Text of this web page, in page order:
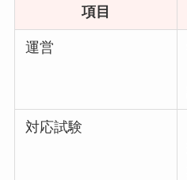
項目
運営
対応試験